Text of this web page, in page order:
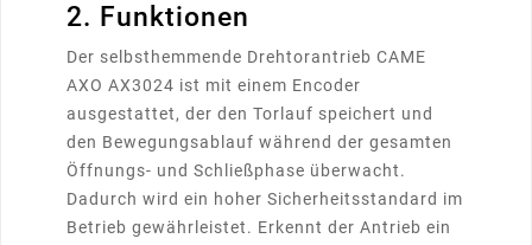
2. Funktionen
Der selbsthemmende Drehtorantrieb CAME
AXO AX3024 ist mit einem Encoder
ausgestattet, der den Torlauf speichert und
den Bewegungsablauf während der gesamten
Öffnungs- und Schließphase überwacht.
Dadurch wird ein hoher Sicherheitsstandard im
Betrieb gewährleistet. Erkennt der Antrieb ein